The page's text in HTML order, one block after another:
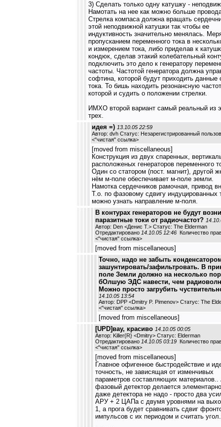
3) Сделать только одну катушку -
Намотать на нее как можно больше
Стрелка компаса должна вращать
этой неподвижной катушки так чтобы ее
индуктивность значительно менялась.
пропусканием переменного тока в
и измерением тока, либо приделав к
кондюк, сделав этакий колебательный
подключить это дело к генератору
частоты. Частотой генератора должна
софтина, которой будут приходить данные
тока. То бишь находить резонансную
которой и судить о положении стрелки.
ИМХО второй вариант самый реальный из
трех.
идея =) 13.10.05 22:59
Автор: dvh Статус: Незарегистрированный
<"чистая" ссылка>
[moved from miscellaneous]
Конструкция из двух спаренных,
расположеных генераторов переменного
Один со статором (пост. магнит), другой
нём м-поле обеспечивает м-поле земли.
Намотка сердечников рамочная, привод
Т.о. по фазовому сдвигу индуцированных
можно узнать направление м-поля.
В контурах генераторов не будут
паразитные токи от радиочастот?
Автор: Den <Денис Т.> Статус: The Elderman
Отредактировано 14.10.05 12:46 Количество
<"чистая" ссылка>
[moved from miscellaneous]
Точно, надо не забыть
зашунтировать/зафильтровать. В
поле Земли должно на несколько
бОлшую ЭДС навести, чем
Можно просто загрубить
14.10.05 13:54
Автор: DPP <Dmitry P. Pimenov> Статус: The
<"чистая" ссылка>
[moved from miscellaneous]
[UPD]вау, красиво 14.10.05 00:05
Автор: Killer{R} <Dmitry> Статус: Elderman
Отредактировано 14.10.05 03:19 Количество
<"чистая" ссылка>
[moved from miscellaneous]
Главное офигенное быстродействие и
точность, не зависящая от изменчивых
параметров составляющих материалов..
фазовый детектор делается
даже детектора не надо - просто два
АРУ + 2 ЦАПа с двумя уровнями на
1, а прога будет сравнивать сдвиг
импульсов с их периодом и считать угол.